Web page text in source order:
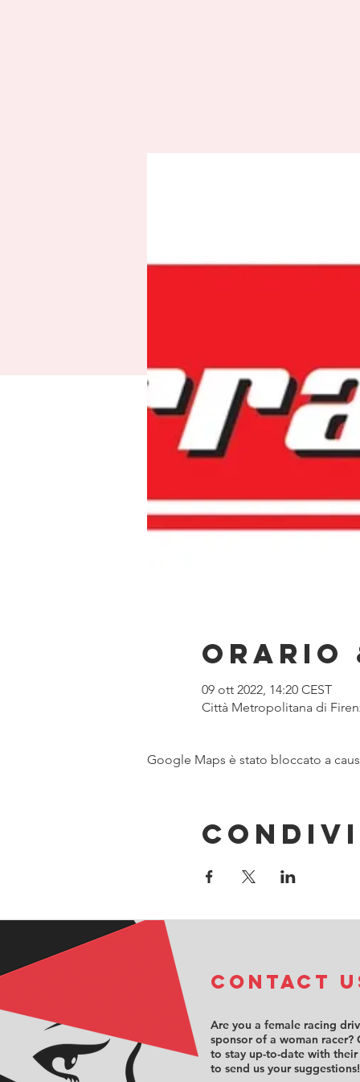
Orario
09 ott 2022, 14:20 CEST
Città Metropolitana di
Google Maps è stato bloccato a
COntact
Are you a female racing
sponsor of a woman racer?
to stay up-to-date with their
to send us your suggestions!